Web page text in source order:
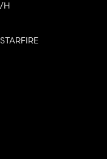
H
lub opinie, z